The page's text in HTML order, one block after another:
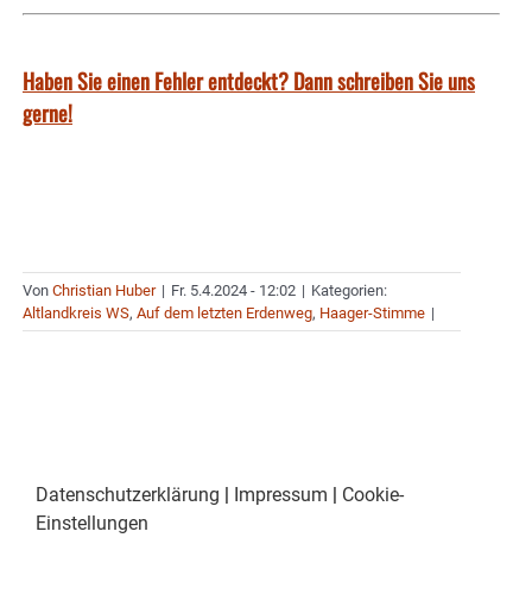
Haben Sie einen Fehler entdeckt? Dann schreiben Sie uns
gerne!
Von Christian Huber | Fr. 5.4.2024 - 12:02 | Kategorien:
Altlandkreis WS, Auf dem letzten Erdenweg, Haager-Stimme |
Datenschutzerklärung | Impressum | Cookie-
Einstellungen